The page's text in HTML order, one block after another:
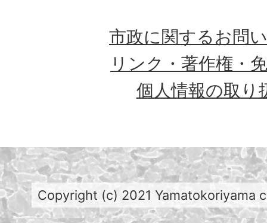
市政に関するお問
リンク・著作権・
個人情報の取り
Copyright (c) 2021 Yamatokoriyama